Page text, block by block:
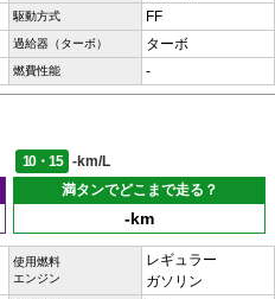
駆動方式 FF
過給器（ターボ） ターボ
燃費性能 -
10・15
-km/L
満タンでどこまで走る？
-km
使用燃料
エンジン
レギュラー
ガソリン